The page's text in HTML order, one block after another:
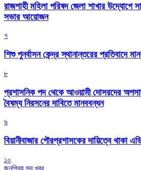
রাজশাহী মহিলা পরিষদ জেলা শাখার উদ্যোগে
সভার আয়োজন
৭
শিশু পুনর্বাসন কেন্দ্র স্থানান্তরের প্রতিবাদে
৮
প্রশাসনিক পদ থেকে আওয়ামী দোসরদের
বৈষম্য নিরসনের দাবিতে মানববন্ধন
৯
বিয়ানীবাজার পৌরপ্রশাসকের দায়িত্বে থাকা
১০
জনপ্রিয় সব খবর